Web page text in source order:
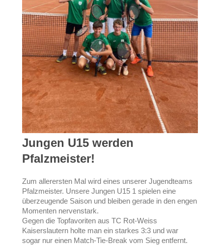
Jungen U15 werden
Pfalzmeister!
Zum allerersten Mal wird eines unserer Jugendteams
Pfalzmeister. Unsere Jungen U15 1 spielen eine
überzeugende Saison und bleiben gerade in den engen
Momenten nervenstark.
Gegen die Topfavoriten aus TC Rot-Weiss
Kaiserslautern holte man ein starkes 3:3 und war
sogar nur einen Match-Tie-Break vom Sieg entfernt.